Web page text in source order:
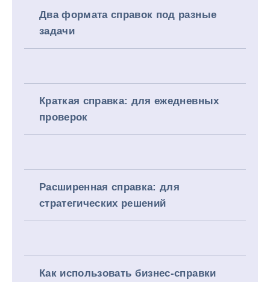
Два формата справок под разные
задачи
Краткая справка: для ежедневных
проверок
Расширенная справка: для
стратегических решений
Как использовать бизнес-справки